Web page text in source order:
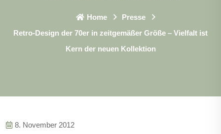
Home
Presse
Retro-Design der 70er in zeitgemäßer Größe – Vielfalt ist
Kern der neuen Kollektion
8. November 2012